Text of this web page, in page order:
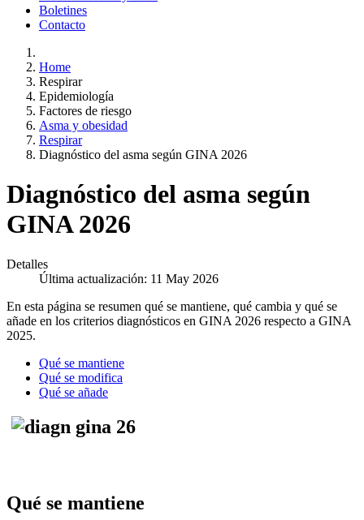
Boletines
Contacto
Home
Respirar
Epidemiología
Factores de riesgo
Asma y obesidad
Respirar
Diagnóstico del asma según GINA 2026
Diagnóstico del asma según
GINA 2026
Detalles
Última actualización: 11 May 2026
En esta página se resumen qué se mantiene, qué cambia y qué se
añade en los criterios diagnósticos en GINA 2026 respecto a GINA
2025.
Qué se mantiene
Qué se modifica
Qué se añade
Qué se mantiene